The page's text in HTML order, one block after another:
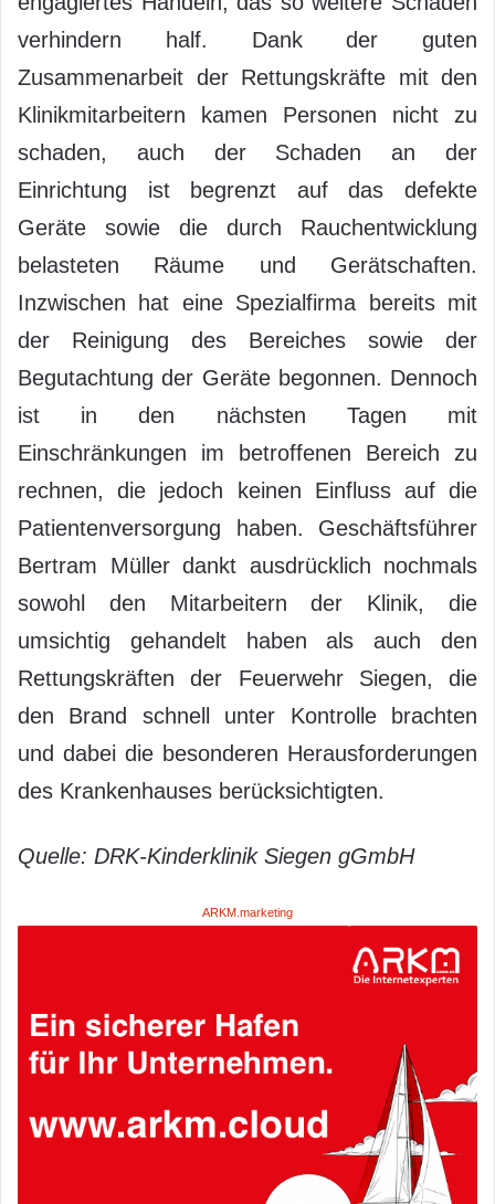
verhindern half. Dank der guten
Zusammenarbeit der Rettungskräfte mit den
Klinikmitarbeitern kamen Personen nicht zu
schaden, auch der Schaden an der
Einrichtung ist begrenzt auf das defekte
Geräte sowie die durch Rauchentwicklung
belasteten Räume und Gerätschaften.
Inzwischen hat eine Spezialfirma bereits mit
der Reinigung des Bereiches sowie der
Begutachtung der Geräte begonnen. Dennoch
ist in den nächsten Tagen mit
Einschränkungen im betroffenen Bereich zu
rechnen, die jedoch keinen Einfluss auf die
Patientenversorgung haben. Geschäftsführer
Bertram Müller dankt ausdrücklich nochmals
sowohl den Mitarbeitern der Klinik, die
umsichtig gehandelt haben als auch den
Rettungskräften der Feuerwehr Siegen, die
den Brand schnell unter Kontrolle brachten
und dabei die besonderen Herausforderungen
des Krankenhauses berücksichtigten.
Quelle: DRK-Kinderklinik Siegen gGmbH
ARKM.marketing